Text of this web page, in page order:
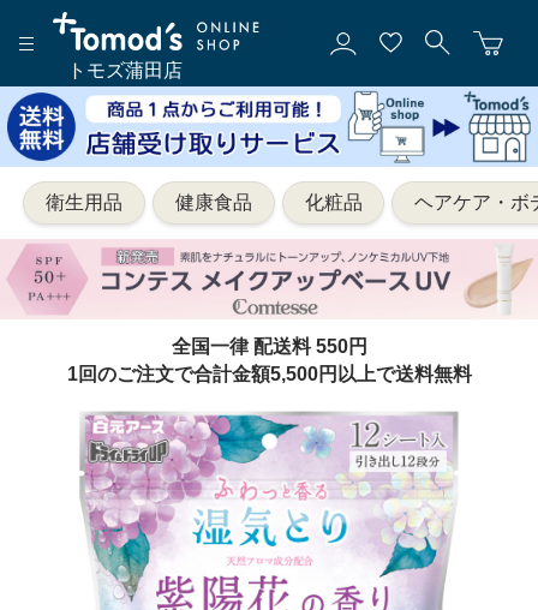
トモズ蒲田店
衛生用品 健康食品 化粧品 ヘアケア・ボ
全国一律 配送料 550円
1回のご注文で合計金額5,500円以上で送料無料